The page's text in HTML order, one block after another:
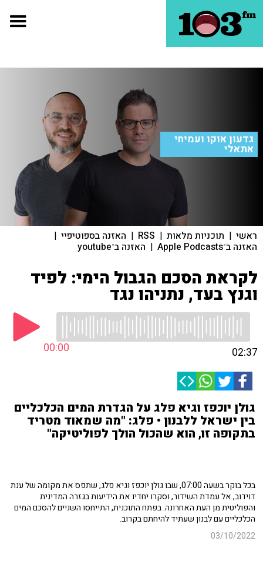
גדעון אוקו ועמיחי
אתאלי
ראשי | תוכניות מלאות |
RSS
| האזנה בספוטיפיי |
האזנה ב־Apple Podcasts | האזנה ב־youtube
לקראת הסכם הגבול הימי: לפיד
וגנץ בעד, נתניהו נגד
00:00 02:37
גולן יוכפז וגיא פלג על הגדרת המים הכלכליים
בין ישראל ללבנון • פלג: "מה שמאוד מטריד
בתקופה זו, הוא שהכול הולך לפוליטיקה"
בכל בוקר בשעה 07:00, שבו גולן יוכפז וגיא פלג, שתפס את מקומה של ענת
דוידוב, אל עמדת השידור, וסקרו יחדיו את הידיעות בגזרה המדינית
והפוליטית מן העת האחרונה. בפתח התוכנית, התייחסו השניים להסכם המים
הכלכליים עם לבנון שעתיד להיחתם בקרוב.
03/10/2022